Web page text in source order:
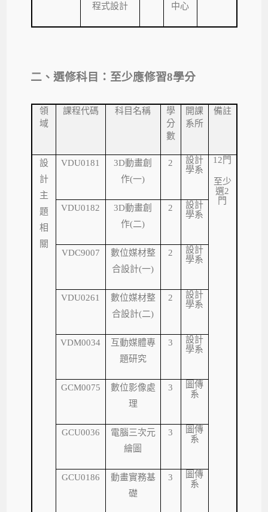
程式設計
中心
二、選修科目：至少應修習8學分
領
域
課程代碼 科目名稱
學
分
數
開課
系所
備註
設
計
主
題
相
關
VDU0181 3D動畫創
作(一)
2
設計
學系
12門
至少
選2
門
VDU0182 3D動畫創
作(二)
2
設計
學系
VDC9007
數位媒材整
合設計(一)
2
設計
學系
VDU0261
數位媒材整
合設計(二)
2
設計
學系
VDM0034
互動媒體專
題研究
3
設計
學系
GCM0075
數位影像處
理
3
圖傳
系
GCU0036
電腦三次元
繪圖
3
圖傳
系
GCU0186
動畫實務基
礎
3
圖傳
系